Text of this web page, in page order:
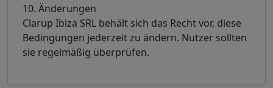
10. Änderungen
Clarup Ibiza SRL behält sich das Recht vor, diese
Bedingungen jederzeit zu ändern. Nutzer sollten
sie regelmäßig überprüfen.